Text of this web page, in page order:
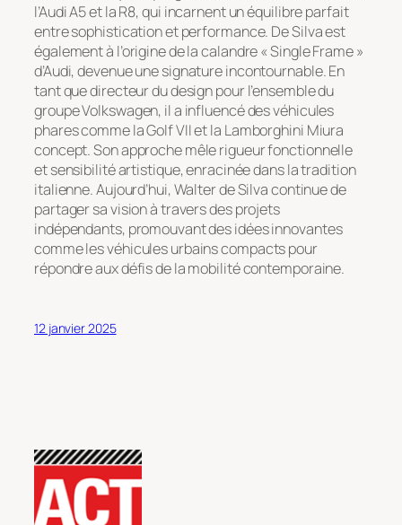
l’Audi A5 et la R8, qui incarnent un équilibre parfait
entre sophistication et performance. De Silva est
également à l’origine de la calandre « Single Frame »
d’Audi, devenue une signature incontournable. En
tant que directeur du design pour l’ensemble du
groupe Volkswagen, il a influencé des véhicules
phares comme la Golf VII et la Lamborghini Miura
concept. Son approche mêle rigueur fonctionnelle
et sensibilité artistique, enracinée dans la tradition
italienne. Aujourd’hui, Walter de Silva continue de
partager sa vision à travers des projets
indépendants, promouvant des idées innovantes
comme les véhicules urbains compacts pour
répondre aux défis de la mobilité contemporaine.
12 janvier 2025